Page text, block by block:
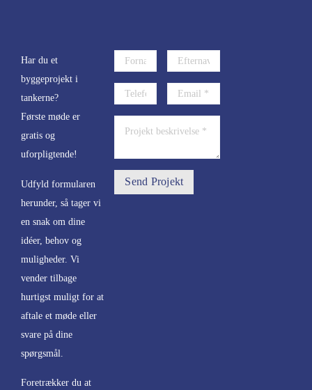
Har du et
byggeprojekt i
tankerne?
Første møde er
gratis og
uforpligtende!
Udfyld formularen
herunder, så tager vi
en snak om dine
idéer, behov og
muligheder. Vi
vender tilbage
hurtigst muligt for at
aftale et møde eller
svare på dine
spørgsmål.
Foretrækker du at
Send Projekt